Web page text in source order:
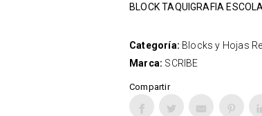
BLOCK TAQUIGRAFIA
Categoría: Blocks y Hojas
Marca: SCRIBE
Compartir